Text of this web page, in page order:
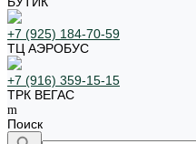
+7 (925) 184-70-59
ТЦ АЭРОБУС
+7 (916) 359-15-15
ТРК ВЕГАС
Поиск